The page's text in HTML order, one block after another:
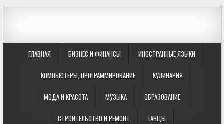
ГЛАВНАЯ БИЗНЕС И ФИНАНСЫ ИНОСТРАННЫЕ ЯЗЫКИ
КОМПЬЮТЕРЫ, ПРОГРАММИРОВАНИЕ КУЛИНАРИЯ
МОДА И КРАСОТА МУЗЫКА ОБРАЗОВАНИЕ
СТРОИТЕЛЬСТВО И РЕМОНТ ТАНЦЫ